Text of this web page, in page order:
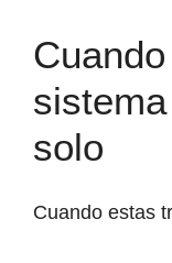
solo
Cuando estas